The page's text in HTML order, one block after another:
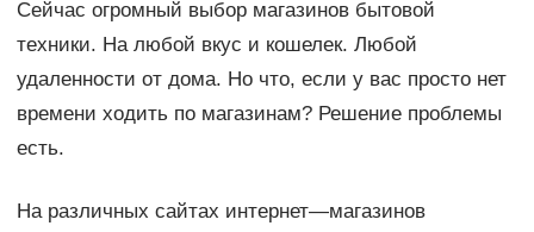
Сейчас огромный выбор магазинов бытовой
техники. На любой вкус и кошелек. Любой
удаленности от дома. Но что, если у вас просто нет
времени ходить по магазинам? Решение проблемы
есть.
На различных сайтах интернет—магазинов